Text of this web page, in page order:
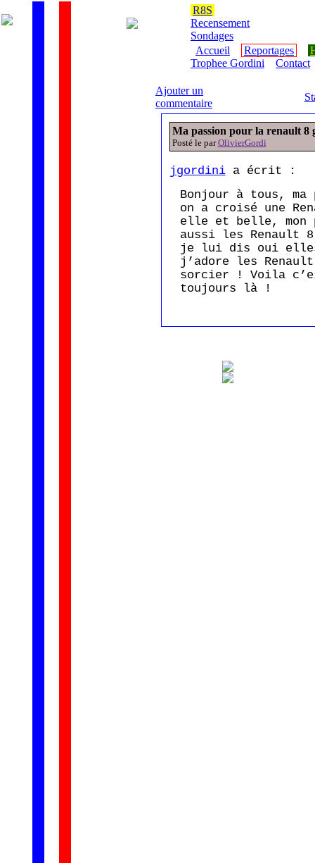
R8S
Recensement
Sondages
Accueil
Reportages
Trophee Gordini
Contact
Ajouter un
commentaire
Ma passion pour la renault 8
Posté le parOlivierGordi
jgordinia écrit :
Bonjour à tous, ma
on a croisé une
elle et belle, mon
aussi les Renault
je lui dis oui elles
j’adore les
sorcier ! Voila
toujours là !